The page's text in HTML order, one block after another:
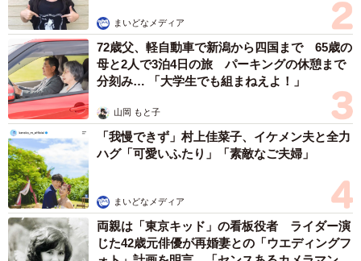
まいどなメディア
72歳父、軽自動車で新潟から四国まで 65歳の
母と2人で3泊4日の旅 パーキングの休憩まで
分刻み… 「大学生でも組まねえよ！」
山岡 もと子
「我慢できず」村上佳菜子、イケメン夫と全力
ハグ「可愛いふたり」「素敵なご夫婦」
まいどなメディア
両親は「東京キッド」の看板役者 ライダー演
じた42歳元俳優が再婚妻との「ウエディングフ